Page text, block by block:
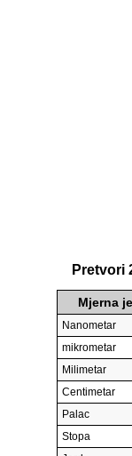
Pretvori
Mjerna
Nanometar
mikrometar
Milimetar
Centimetar
Palac
Stopa